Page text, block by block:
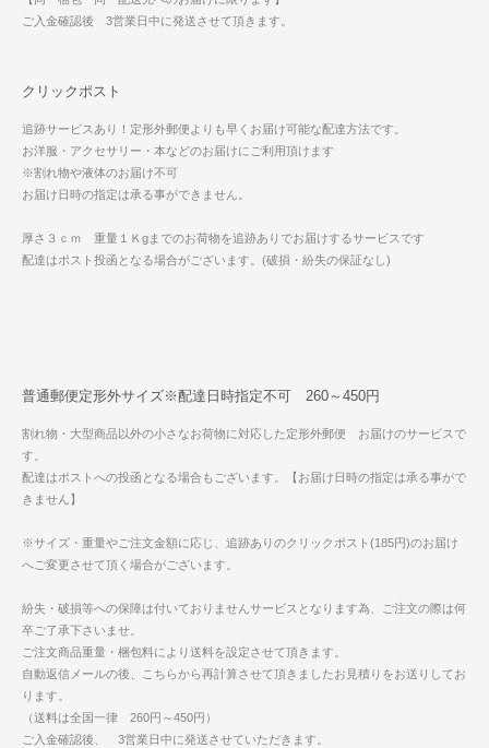
ご入金確認後 3営業日中に発送させて頂きます。
クリックポスト
追跡サービスあり！定形外郵便よりも早くお届け可能な配達方法です。
お洋服・アクセサリー・本などのお届けにご利用頂けます
※割れ物や液体のお届け不可
お届け日時の指定は承る事ができません。
厚さ３ｃｍ 重量１Ｋgまでのお荷物を追跡ありでお届けするサービスです
配達はポスト投函となる場合がございます。(破損・紛失の保証なし)
普通郵便定形外サイズ※配達日時指定不可 260～450円
割れ物・大型商品以外の小さなお荷物に対応した定形外郵便 お届けのサービスで
す。
配達はポストへの投函となる場合もございます。【お届け日時の指定は承る事がで
きません】
※サイズ・重量やご注文金額に応じ、追跡ありのクリックポスト(185円)のお届け
へご変更させて頂く場合がございます。
紛失・破損等への保障は付いておりませんサービスとなります為、ご注文の際は何
卒ご了承下さいませ。
ご注文商品重量・梱包料により送料を設定させて頂きます。
自動返信メールの後、こちらから再計算させて頂きましたお見積りをお送りしてお
ります。
（送料は全国一律 260円～450円）
ご入金確認後、 3営業日中に発送させていただきます。